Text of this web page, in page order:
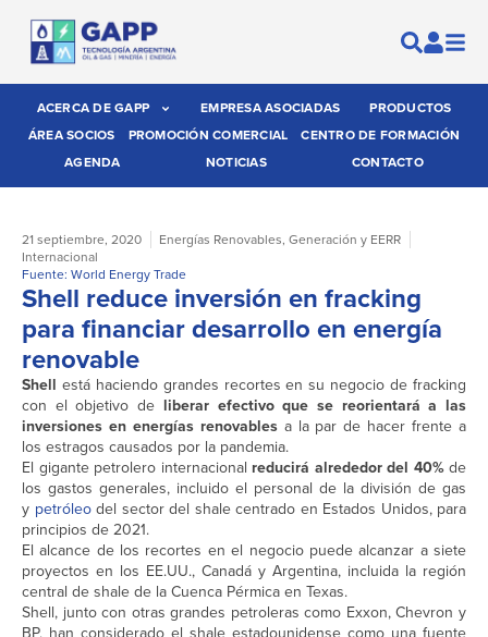
ACERCA DE GAPP EMPRESA ASOCIADAS
PRODUCTOS
ÁREA SOCIOS
PROMOCIÓN COMERCIAL
CENTRO DE FORMACIÓN
AGENDA
NOTICIAS CONTACTO
21 septiembre, 2020 Energías Renovables, Generación y EERR
Internacional
Fuente: World Energy Trade
Shell reduce inversión en fracking
para financiar desarrollo en energía
renovable
Shell está haciendo grandes recortes en su negocio de fracking
con el objetivo de liberar efectivo que se reorientará a las
inversiones en energías renovablesa la par de hacer frente a
los estragos causados por la pandemia.
El gigante petrolero internacional reducirá alrededor del 40%de
los gastos generales, incluido el personal de la división de gas
y petróleodel sector del shale centrado en Estados Unidos, para
principios de 2021.
El alcance de los recortes en el negocio puede alcanzar a siete
proyectos en los EE.UU., Canadá y Argentina, incluida la región
central de shale de la Cuenca Pérmica en Texas.
Shell, junto con otras grandes petroleras como Exxon, Chevron y